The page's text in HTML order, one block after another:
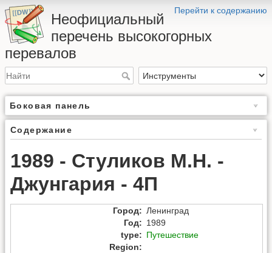
Перейти к содержанию
Неофициальный
перечень высокогорных
перевалов
Боковая панель
Содержание
1989 - Стуликов М.Н. -
Джунгария - 4П
Город: Ленинград
Год: 1989
type: Путешествие
Region: